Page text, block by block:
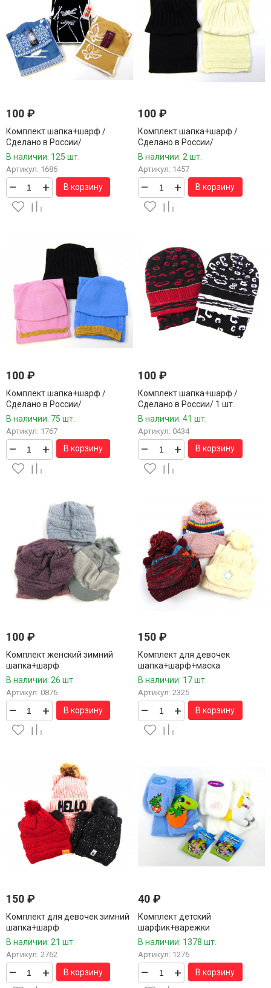
100 ₽
Комплект шапка+шарф /
Сделано в России/
В наличии: 125 шт.
Артикул: 1686
– + В корзину
100₽
Комплект шапка+шарф /
Сделано в России/
В наличии: 2 шт.
Артикул: 1457
– + В корзину
100 ₽
Комплект шапка+шарф /
Сделано в России/
В наличии: 75 шт.
Артикул: 1767
– + В корзину
100₽
Комплект шапка+шарф /
Сделано в России/ 1 шт.
В наличии: 41 шт.
Артикул: 0434
– + В корзину
100 ₽
Комплект женский зимний
шапка+шарф
В наличии: 26 шт.
Артикул: 0876
– + В корзину
150₽
Комплект для девочек
шапка+шарф+маска
В наличии: 17 шт.
Артикул: 2325
– + В корзину
150 ₽
Комплект для девочек зимний
шапка+шарф
В наличии: 21 шт.
Артикул: 2762
– + В корзину
40₽
Комплект детский
шарфик+варежки
В наличии: 1378 шт.
Артикул: 1276
– + В корзину